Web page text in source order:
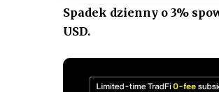
Spadek dzienny o 3%
USD.